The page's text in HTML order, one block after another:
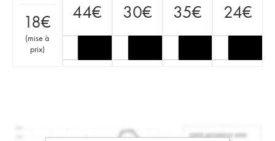
18€
(mise à
prix)
44€ 30€ 35€ 24€